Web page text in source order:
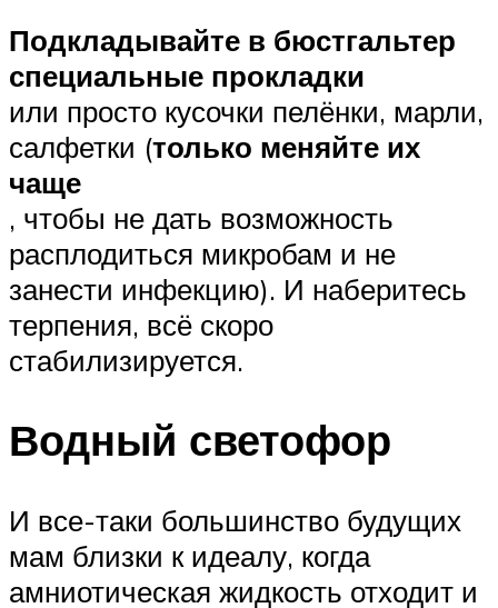
Подкладывайте в бюстгальтер
специальные прокладки
или просто кусочки пелёнки, марли,
салфетки (только меняйте их
чаще
, чтобы не дать возможность
расплодиться микробам и не
занести инфекцию). И наберитесь
терпения, всё скоро
стабилизируется.
Водный светофор
И все-таки большинство будущих
мам близки к идеалу, когда
амниотическая жидкость отходит и